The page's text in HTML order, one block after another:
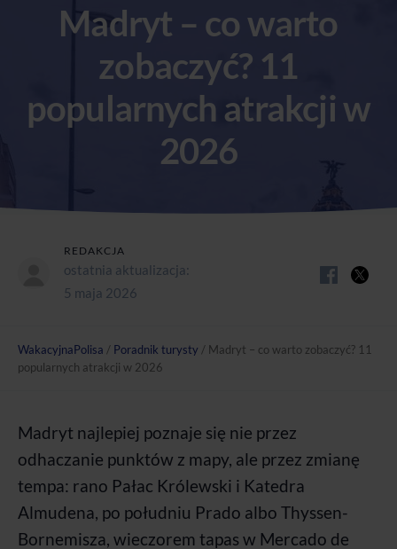
Madryt – co warto
zobaczyć? 11
popularnych atrakcji w
2026
REDAKCJA
ostatnia aktualizacja:
5 maja 2026
WakacyjnaPolisa / Poradnik turysty / Madryt – co warto zobaczyć? 11
popularnych atrakcji w 2026
Madryt najlepiej poznaje się nie przez
odhaczanie punktów z mapy, ale przez zmianę
tempa: rano Pałac Królewski i Katedra
Almudena, po południu Prado albo Thyssen-
Bornemisza, wieczorem tapas w Mercado de